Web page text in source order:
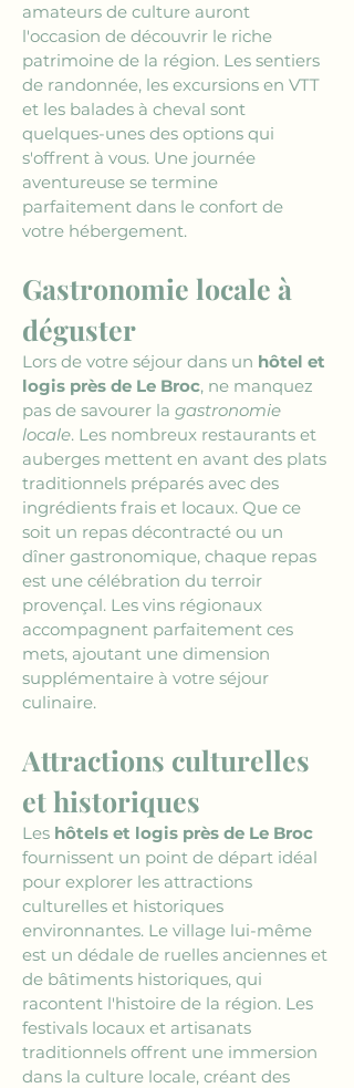
amateurs de culture auront
l'occasion de découvrir le riche
patrimoine de la région. Les sentiers
de randonnée, les excursions en VTT
et les balades à cheval sont
quelques-unes des options qui
s'offrent à vous. Une journée
aventureuse se termine
parfaitement dans le confort de
votre hébergement.
Gastronomie locale à
déguster
Lors de votre séjour dans un hôtel et
logis près de Le Broc, ne manquez
pas de savourer la gastronomie
locale. Les nombreux restaurants et
auberges mettent en avant des plats
traditionnels préparés avec des
ingrédients frais et locaux. Que ce
soit un repas décontracté ou un
dîner gastronomique, chaque repas
est une célébration du terroir
provençal. Les vins régionaux
accompagnent parfaitement ces
mets, ajoutant une dimension
supplémentaire à votre séjour
culinaire.
Attractions culturelles
et historiques
Les hôtels et logis près de Le Broc
fournissent un point de départ idéal
pour explorer les attractions
culturelles et historiques
environnantes. Le village lui-même
est un dédale de ruelles anciennes et
de bâtiments historiques, qui
racontent l'histoire de la région. Les
festivals locaux et artisanats
traditionnels offrent une immersion
dans la culture locale, créant des